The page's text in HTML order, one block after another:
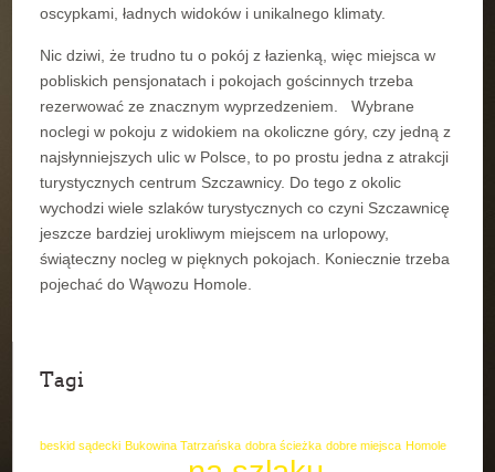
oscypkami, ładnych widoków i unikalnego klimaty.
Nic dziwi, że trudno tu o pokój z łazienką, więc miejsca w
pobliskich pensjonatach i pokojach gościnnych trzeba
rezerwować ze znacznym wyprzedzeniem. Wybrane
noclegi w pokoju z widokiem na okoliczne góry, czy jedną z
najsłynniejszych ulic w Polsce, to po prostu jedna z atrakcji
turystycznych centrum Szczawnicy. Do tego z okolic
wychodzi wiele szlaków turystycznych co czyni Szczawnicę
jeszcze bardziej urokliwym miejscem na urlopowy,
świąteczny nocleg w pięknych pokojach. Koniecznie trzeba
pojechać do Wąwozu Homole.
Tagi
beskid sądecki Bukowina Tatrzańska dobra ścieżka dobre miejsca Homole